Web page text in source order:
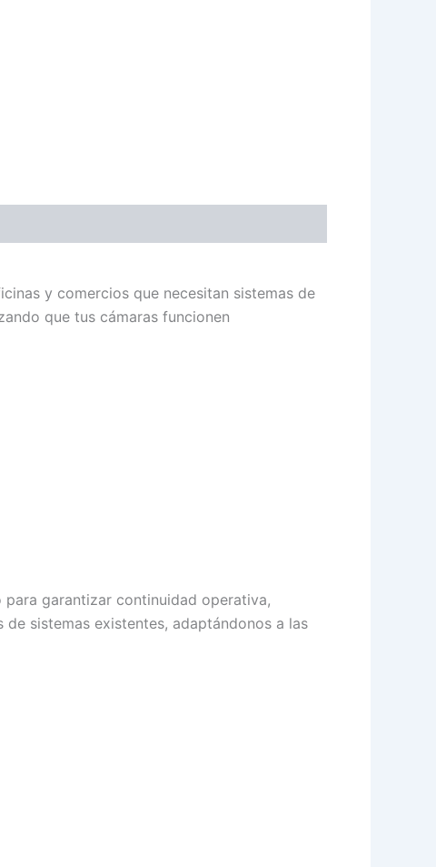
y comercios que necesitan sistemas de
que tus cámaras funcionen
para garantizar continuidad operativa,
sistemas existentes, adaptándonos a las